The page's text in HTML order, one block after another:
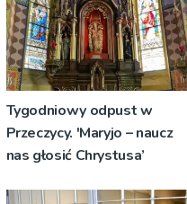
Tygodniowy odpust w
Przeczycy. 'Maryjo – naucz
nas głosić Chrystusa’